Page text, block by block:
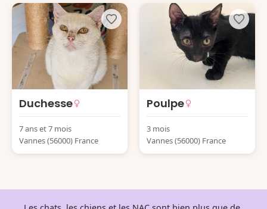
Duchesse
7 ans et 7 mois
Vannes (56000) France
Poulpe
3 mois
Vannes (56000) France